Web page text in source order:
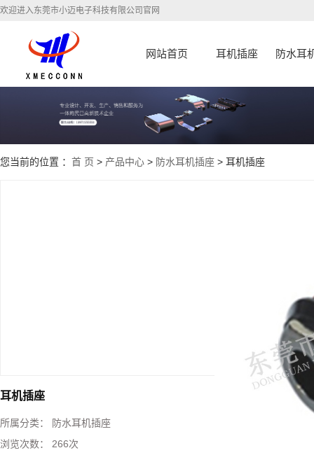
欢迎进入东莞市小迈电子科技有限公司官网
网站首页 耳机插座 防水耳
您当前的位置 ： 首 页 > 产品中心 > 防水耳机插座 > 耳机插座
耳机插座
所属分类：
防水耳机插座
浏览次数：
266次